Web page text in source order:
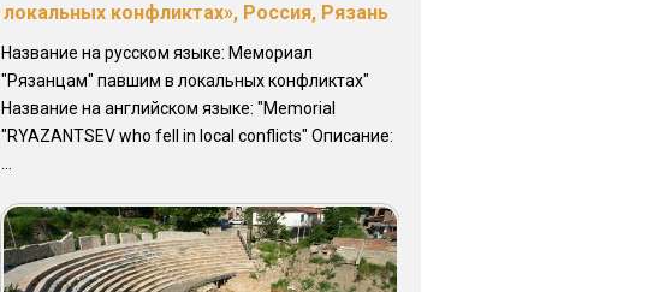
локальных конфликтах», Россия, Рязань
Название на русском языке: Мемориал
"Рязанцам" павшим в локальных конфликтах"
Название на английском языке: "Memorial
"RYAZANTSEV who fell in local conflicts" Описание:
...